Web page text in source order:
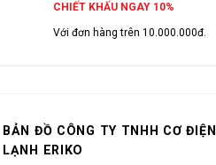
CHIẾT KHẤU NGAY 10%
Với đơn hàng trên 10.000.000đ.
BẢN ĐỒ CÔNG TY TNHH CƠ ĐIỆN
LẠNH ERIKO